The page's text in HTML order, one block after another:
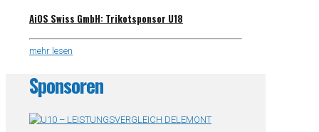
AiOS Swiss GmbH: Trikotsponsor U18
mehr lesen
Sponsoren